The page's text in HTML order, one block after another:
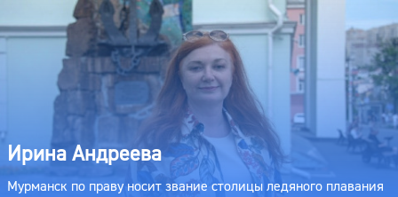
Ирина Андреева
Мурманск по праву носит звание столицы ледяного плавания